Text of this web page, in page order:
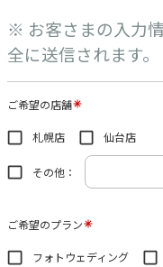
※ お客さまの入力
全に送信されます。
ご希望の店舗
札幌店 仙台店
その他：
ご希望のプラン
フォトウェディング